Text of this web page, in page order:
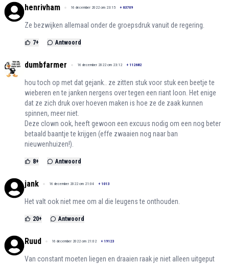
henrivham 16 december 2022 om 23:15 + 63709
Ze bezwijken allemaal onder de groepsdruk vanuit de regering.
7+ Antwoord
dumbfarmer 16 december 2022 om 23:12 + 112682
hou toch op met dat gejank.. ze zitten stuk voor stuk een beetje te
wieberen en te janken nergens over tegen een riant loon. Het enige
dat ze zich druk over hoeven maken is hoe ze de zaak kunnen
spinnen, meer niet.
Deze clown ook, heeft gewoon een excuus nodig om een nog beter
betaald baantje te krijgen (effe zwaaien nog naar ban
nieuwenhuizen!).
8+ Antwoord
jank 16 december 2022 om 21:04 + 1013
Het valt ook niet mee om al die leugens te onthouden.
20+ Antwoord
Ruud 16 december 2022 om 21:02 + 19123
Van constant moeten liegen en draaien raak je niet alleen uitgeput